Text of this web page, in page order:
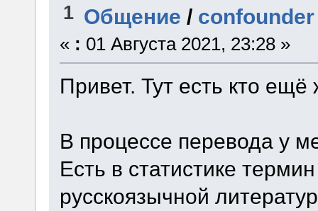
1 Общение / confounder
« : 01 Августа 2021, 23:28 »
Привет. Тут есть кто ещё
В процессе перевода у
Есть в статистике
русскоязычной